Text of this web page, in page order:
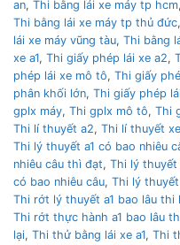
an, Thi bằng lái xe máy tp hcm,
Thi bằng lái xe máy tp thủ đức,
lái xe máy vũng tàu, Thi bằng
xe a1, Thi giấy phép lái xe a2,
phép lái xe mô tô, Thi giấy
phân khối lớn, Thi giấy phép
gplx máy, Thi gplx mô tô, Thi
Thi lí thuyết a2, Thi lí thuyết
Thi lý thuyết a1 có bao nhiêu
nhiêu câu thì đạt, Thi lý thuyết
có bao nhiêu câu, Thi lý
Thi rớt lý thuyết a1 bao lâu thi
Thi rớt thực hành a1 bao lâu
lại, Thi thử bằng lái xe a1, Thi